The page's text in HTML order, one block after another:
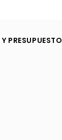
PRESUPUESTO